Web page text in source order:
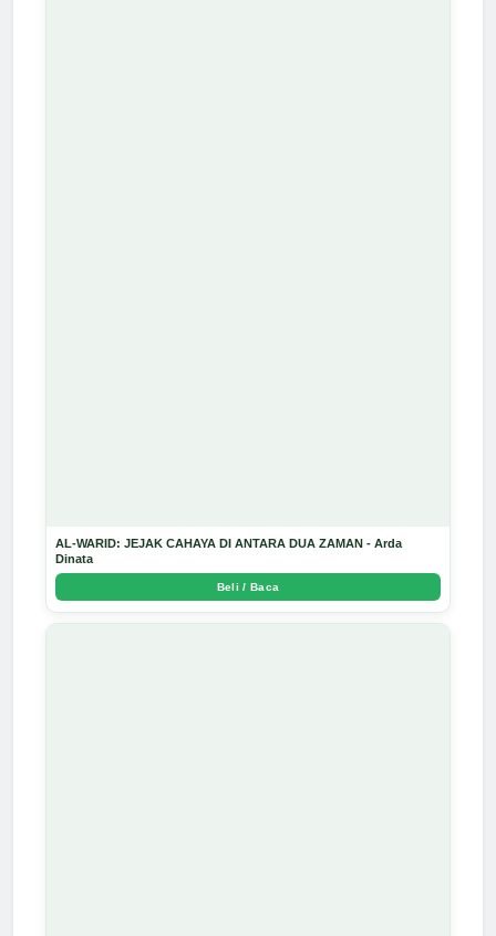
AL-WARID: JEJAK CAHAYA DI ANTARA DUA ZAMAN - Arda
Dinata
Beli / Baca